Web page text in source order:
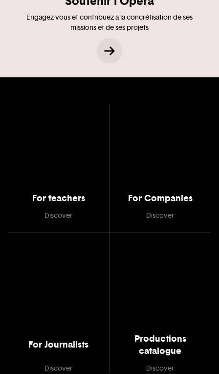
Engagez-vous et contribuez à la concrétisation de ses
missions et de ses projets
For teachers
Discover
For Companies
Discover
For Journalists
Discover
Productions
catalogue
Discover